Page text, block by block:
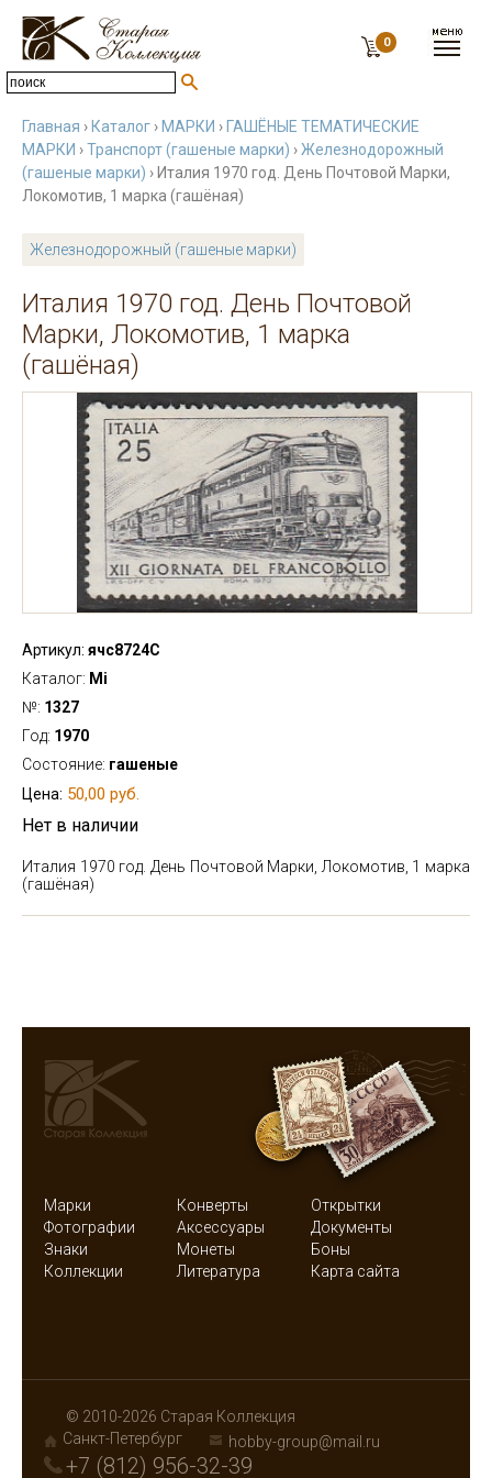
0
Главная › Каталог › МАРКИ › ГАШЁНЫЕ ТЕМАТИЧЕСКИЕ
МАРКИ ›Транспорт (гашеные марки) ›Железнодорожный
(гашеные марки) › Италия 1970 год. День Почтовой Марки,
Локомотив, 1 марка (гашёная)
Железнодорожный (гашеные марки)
Италия 1970 год. День Почтовой
Марки, Локомотив, 1 марка
(гашёная)
Артикул: ячс8724С
Каталог: Mi
№: 1327
Год: 1970
Состояние: гашеные
Цена: 50,00 руб.
Нет в наличии
Италия 1970 год. День Почтовой Марки, Локомотив, 1 марка
(гашёная)
Марки Конверты
Открытки
Фотографии
Аксессуары
Документы
Знаки
Монеты
Боны
Коллекции
Литература Карта сайта
© 2010-2026 Старая Коллекция
Санкт-Петербург
hobby-group@mail.ru
+7 (812) 956-32-39